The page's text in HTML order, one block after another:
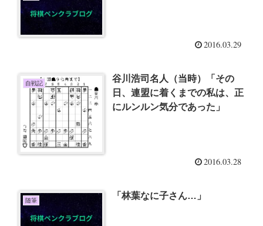
2016.03.29
自戦記
谷川浩司名人（当時）「その
日、連盟に着くまでの私は、正
にルンルン気分であった」
2016.03.28
随筆 「林葉なに子さん…」